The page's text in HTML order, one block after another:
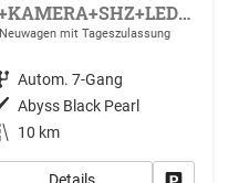
N-Line Prime 4WD+NAVI+KAMERA+SHZ+LED+19''ALU+PDC
Neuwagen mit Tageszulassung
Getriebe Autom. 7-Gang
Außenfarbe Abyss Black Pearl
Kilometerstand 10 km